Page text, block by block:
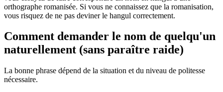
orthographe romanisée. Si vous ne connaissez que la romanisation,
vous risquez de ne pas deviner le hangul correctement.
Comment demander le nom de quelqu'un
naturellement (sans paraître raide)
La bonne phrase dépend de la situation et du niveau de politesse
nécessaire.